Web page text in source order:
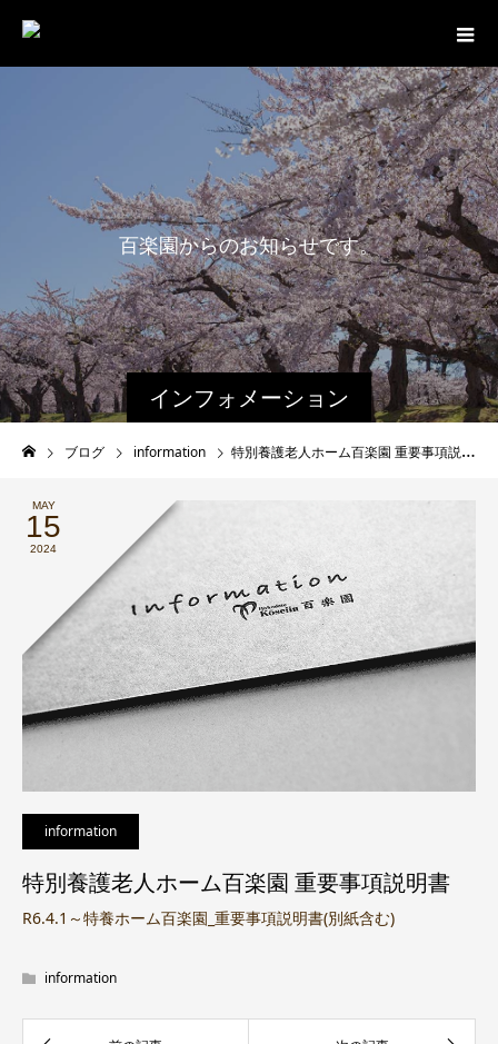
インフォメーション
百楽園からのお知らせです。
ブログ information 特別養護老人ホーム百楽園 重要事項説明書
MAY
15
2024
information
特別養護老人ホーム百楽園 重要事項説明書
R6.4.1～特養ホーム百楽園_重要事項説明書(別紙含む)
information